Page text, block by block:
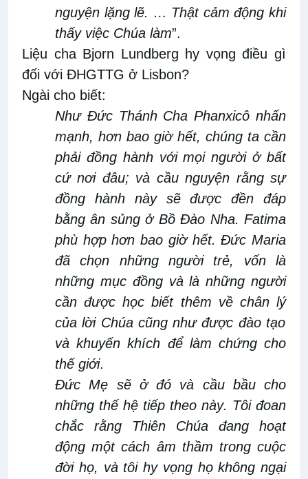
nguyện lặng lẽ. … Thật cảm động khi
thấy việc Chúa làm”.
Liệu cha Bjorn Lundberg hy vọng điều gì
đối với ĐHGTTG ở Lisbon?
Ngài cho biết:
Như Đức Thánh Cha Phanxicô nhấn
mạnh, hơn bao giờ hết, chúng ta cần
phải đồng hành với mọi người ở bất
cứ nơi đâu; và cầu nguyện rằng sự
đồng hành này sẽ được đền đáp
bằng ân sủng ở Bồ Đào Nha. Fatima
phù hợp hơn bao giờ hết. Đức Maria
đã chọn những người trẻ, vốn là
những mục đồng và là những người
cần được học biếtthêm về chânlý
của lời Chúa cũngnhưđược đào tạo
và khuyến khích để làm chứng cho
thế giới.
Đức Mẹ sẽ ở đó và cầu bầu cho
những thế hệ tiếp theo này. Tôi đoan
chắc rằng Thiên Chúa đang hoạt
động một cách âm thầm trong cuộc
đời họ, và tôi hy vọng họ không ngại